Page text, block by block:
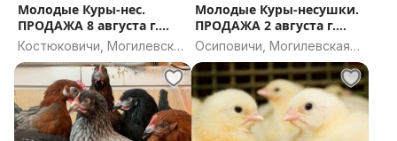
Молодые Куры-нес.
ПРОДАЖА 8 августа г.
Костюковичи.
Костюковичи, Могилевская
область
Молодые Куры-несушки.
ПРОДАЖА 2 августа г.
Осиповичи
Осиповичи, Могилевская
область